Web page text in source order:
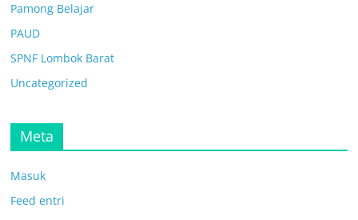
Pamong Belajar
PAUD
SPNF Lombok Barat
Uncategorized
Meta
Masuk
Feed entri